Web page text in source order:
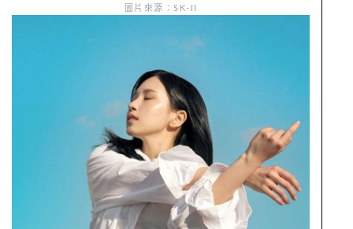
圖片來源：SK-II